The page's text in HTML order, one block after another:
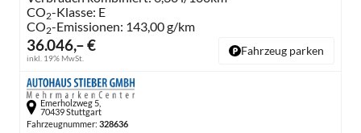
36.046,– €
inkl. 19% MwSt.
CO2-Klasse: E
CO2-Emissionen: 143,00 g/km
Fahrzeug parken
Emerholzweg 5,
70439 Stuttgart
Fahrzeugnummer: 328636